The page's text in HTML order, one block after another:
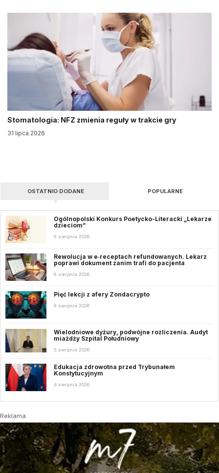
Stomatologia: NFZ zmienia reguły w trakcie gry
31 lipca 2026
OSTATNIO DODANE POPULARNE
Ogólnopolski Konkurs Poetycko-Literacki „Lekarze
dzieciom”
6 sierpnia 2026
Rewolucja w e‑receptach refundowanych. Lekarz
poprawi dokument zanim trafi do pacjenta
6 sierpnia 2026
Pięć lekcji z afery Zondacrypto
6 sierpnia 2026
Wielodniowe dyżury, podwójne rozliczenia. Audyt
miażdży Szpital Południowy
5 sierpnia 2026
Edukacja zdrowotna przed Trybunałem
Konstytucyjnym
4 sierpnia 2026
Reklama